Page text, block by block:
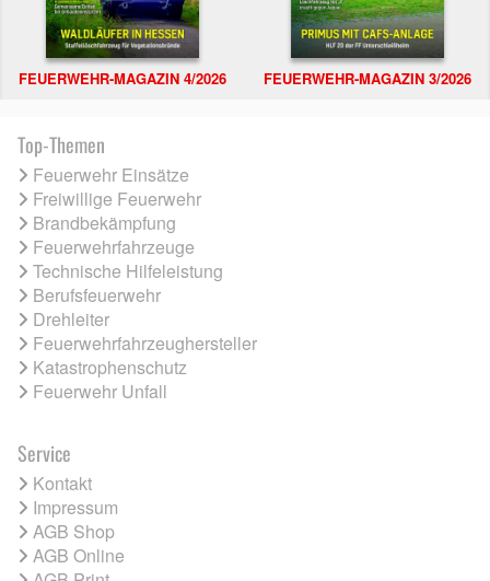
FEUERWEHR-MAGAZIN 4/2026 FEUERWEHR-MAGAZIN 3/2026
Top-Themen
Feuerwehr Einsätze
Freiwillige Feuerwehr
Brandbekämpfung
Feuerwehrfahrzeuge
Technische Hilfeleistung
Berufsfeuerwehr
Drehleiter
Feuerwehrfahrzeughersteller
Katastrophenschutz
Feuerwehr Unfall
Service
Kontakt
Impressum
AGB Shop
AGB Online